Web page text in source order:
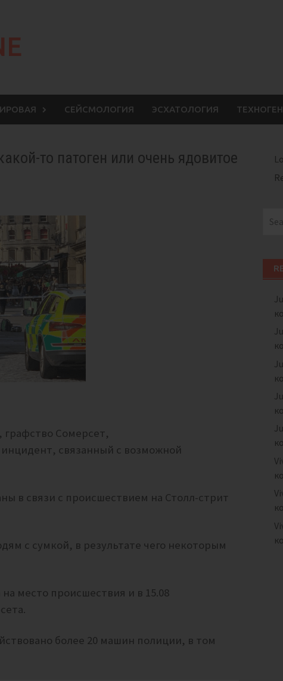
СЕЙСМОЛОГИЯ ЭСХАТОЛОГИЯ
то патоген или очень ядовитое
графство Сомерсет,
связанный с возможной
в связи с происшествием на Столл-стрит
с сумкой, в результате чего некоторым
место происшествия и в 15.08
более 20 машин полиции, в том
for: